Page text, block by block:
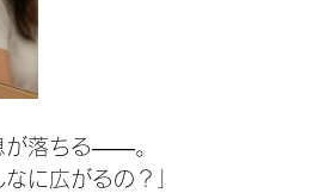
が落ちる——。
に広がるの？」